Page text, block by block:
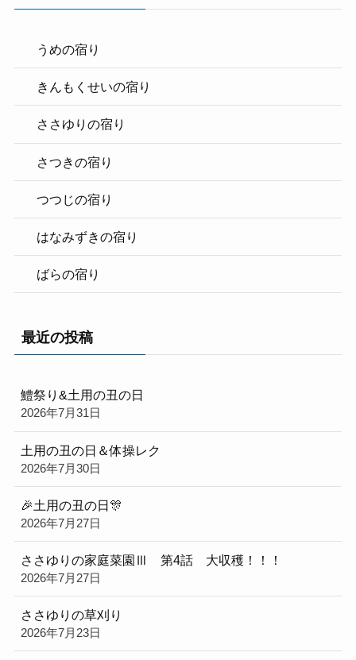
うめの宿り
きんもくせいの宿り
ささゆりの宿り
さつきの宿り
つつじの宿り
はなみずきの宿り
ばらの宿り
最近の投稿
鱧祭り&土用の丑の日
2026年7月31日
土用の丑の日＆体操レク
2026年7月30日
🎉土用の丑の日🎊
2026年7月27日
ささゆりの家庭菜園Ⅲ 第4話 大収穫！！！
2026年7月27日
ささゆりの草刈り
2026年7月23日